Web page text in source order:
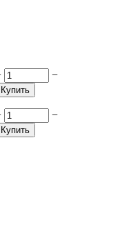
−
Купить
−
Купить